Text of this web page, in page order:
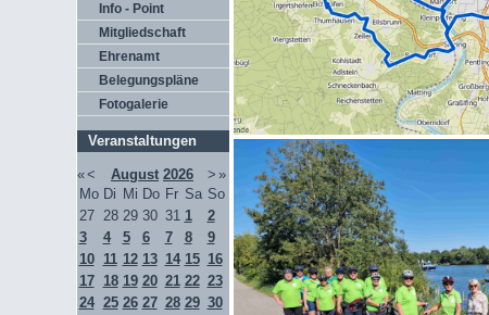
Info - Point
Mitgliedschaft
Ehrenamt
Belegungspläne
Fotogalerie
Veranstaltungen
«< August 2026 > »
Mo Di Mi Do Fr Sa So
27 28 29 30 31 1
2
3
4 5 6 7 8
9
10 11 12 13 14 15 16
17 18 19 20 21 22 23
24 25 26 27 28 29 30